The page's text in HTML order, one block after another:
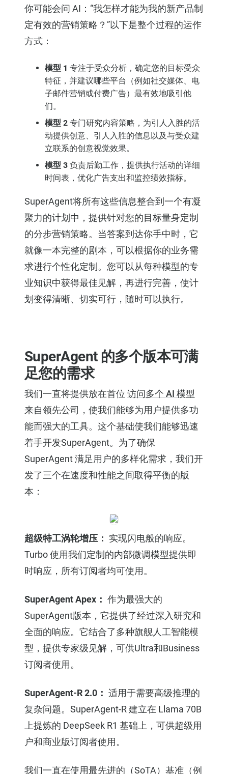
你可能会问 AI：“我怎样才能为我的新产品制
定有效的营销策略？”以下是整个过程的运作
方式：
模型 1 专注于受众分析，确定您的目标受众
特征，并建议哪些平台（例如社交媒体、电
子邮件营销或付费广告）最有效地吸引他
们。
模型 2 专门研究内容策略，为引人入胜的活
动提供创意、引人入胜的信息以及与受众建
立联系的创意视觉效果。
模型 3 负责后勤工作，提供执行活动的详细
时间表，优化广告支出和监控绩效指标。
SuperAgent将所有这些信息整合到一个有凝
聚力的计划中，提供针对您的目标量身定制
的分步营销策略。当答案到达你手中时，它
就像一本完整的剧本，可以根据你的业务需
求进行个性化定制。您可以从每种模型的专
业知识中获得最佳见解，再进行完善，使计
划变得清晰、切实可行，随时可以执行。
SuperAgent 的多个版本可满
足您的需求
我们一直将提供放在首位 访问多个 AI 模型
来自领先公司，使我们能够为用户提供多功
能而强大的工具。这个基础使我们能够迅速
着手开发SuperAgent。为了确保
SuperAgent 满足用户的多样化需求，我们开
发了三个在速度和性能之间取得平衡的版
本：
超级特工涡轮增压： 实现闪电般的响应。
Turbo 使用我们定制的内部微调模型提供即
时响应，所有订阅者均可使用。
SuperAgent Apex： 作为最强大的
SuperAgent版本，它提供了经过深入研究和
全面的响应。它结合了多种旗舰人工智能模
型，提供专家级见解，可供Ultra和Business
订阅者使用。
SuperAgent-R 2.0： 适用于需要高级推理的
复杂问题。SuperAgent-R 建立在 Llama 70B
上提炼的 DeepSeek R1 基础上，可供超级用
户和商业版订阅者使用。
我们一直在使用最先进的（SoTA）基准（例